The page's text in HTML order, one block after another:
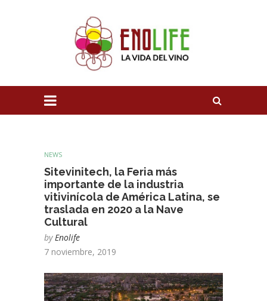
NEWS
Sitevinitech, la Feria más
importante de la industria
vitivinícola de América Latina, se
traslada en 2020 a la Nave
Cultural
by Enolife
7 noviembre, 2019